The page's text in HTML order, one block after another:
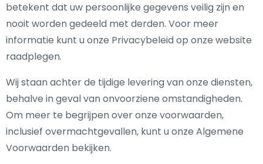
betekent dat uw persoonlijke gegevens veilig zijn en
nooit worden gedeeld met derden. Voor meer
informatie kunt u onze Privacybeleid op onze website
raadplegen.
Wij staan achter de tijdige levering van onze diensten,
behalve in geval van onvoorziene omstandigheden.
Om meer te begrijpen over onze voorwaarden,
inclusief overmachtgevallen, kunt u onze Algemene
Voorwaarden bekijken.